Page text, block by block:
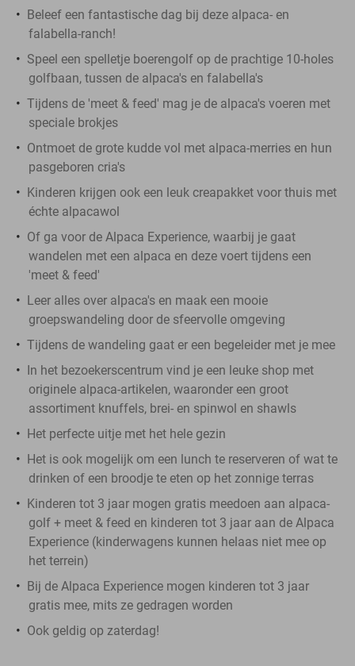
Beleef een fantastische dag bij deze alpaca- en
falabella-ranch!
Speel een spelletje boerengolf op de prachtige 10-holes
golfbaan, tussen de alpaca's en falabella's
Tijdens de 'meet & feed' mag je de alpaca's voeren met
speciale brokjes
Ontmoet de grote kudde vol met alpaca-merries en hun
pasgeboren cria's
Kinderen krijgen ook een leuk creapakket voor thuis met
échte alpacawol
Of ga voor de Alpaca Experience, waarbij je gaat
wandelen met een alpaca en deze voert tijdens een
'meet & feed'
Leer alles over alpaca's en maak een mooie
groepswandeling door de sfeervolle omgeving
Tijdens de wandeling gaat er een begeleider met je mee
In het bezoekerscentrum vind je een leuke shop met
originele alpaca-artikelen, waaronder een groot
assortiment knuffels, brei- en spinwol en shawls
Het perfecte uitje met het hele gezin
Het is ook mogelijk om een lunch te reserveren of wat te
drinken of een broodje te eten op het zonnige terras
Kinderen tot 3 jaar mogen gratis meedoen aan alpaca-
golf + meet & feed en kinderen tot 3 jaar aan de Alpaca
Experience (kinderwagens kunnen helaas niet mee op
het terrein)
Bij de Alpaca Experience mogen kinderen tot 3 jaar
gratis mee, mits ze gedragen worden
Ook geldig op zaterdag!